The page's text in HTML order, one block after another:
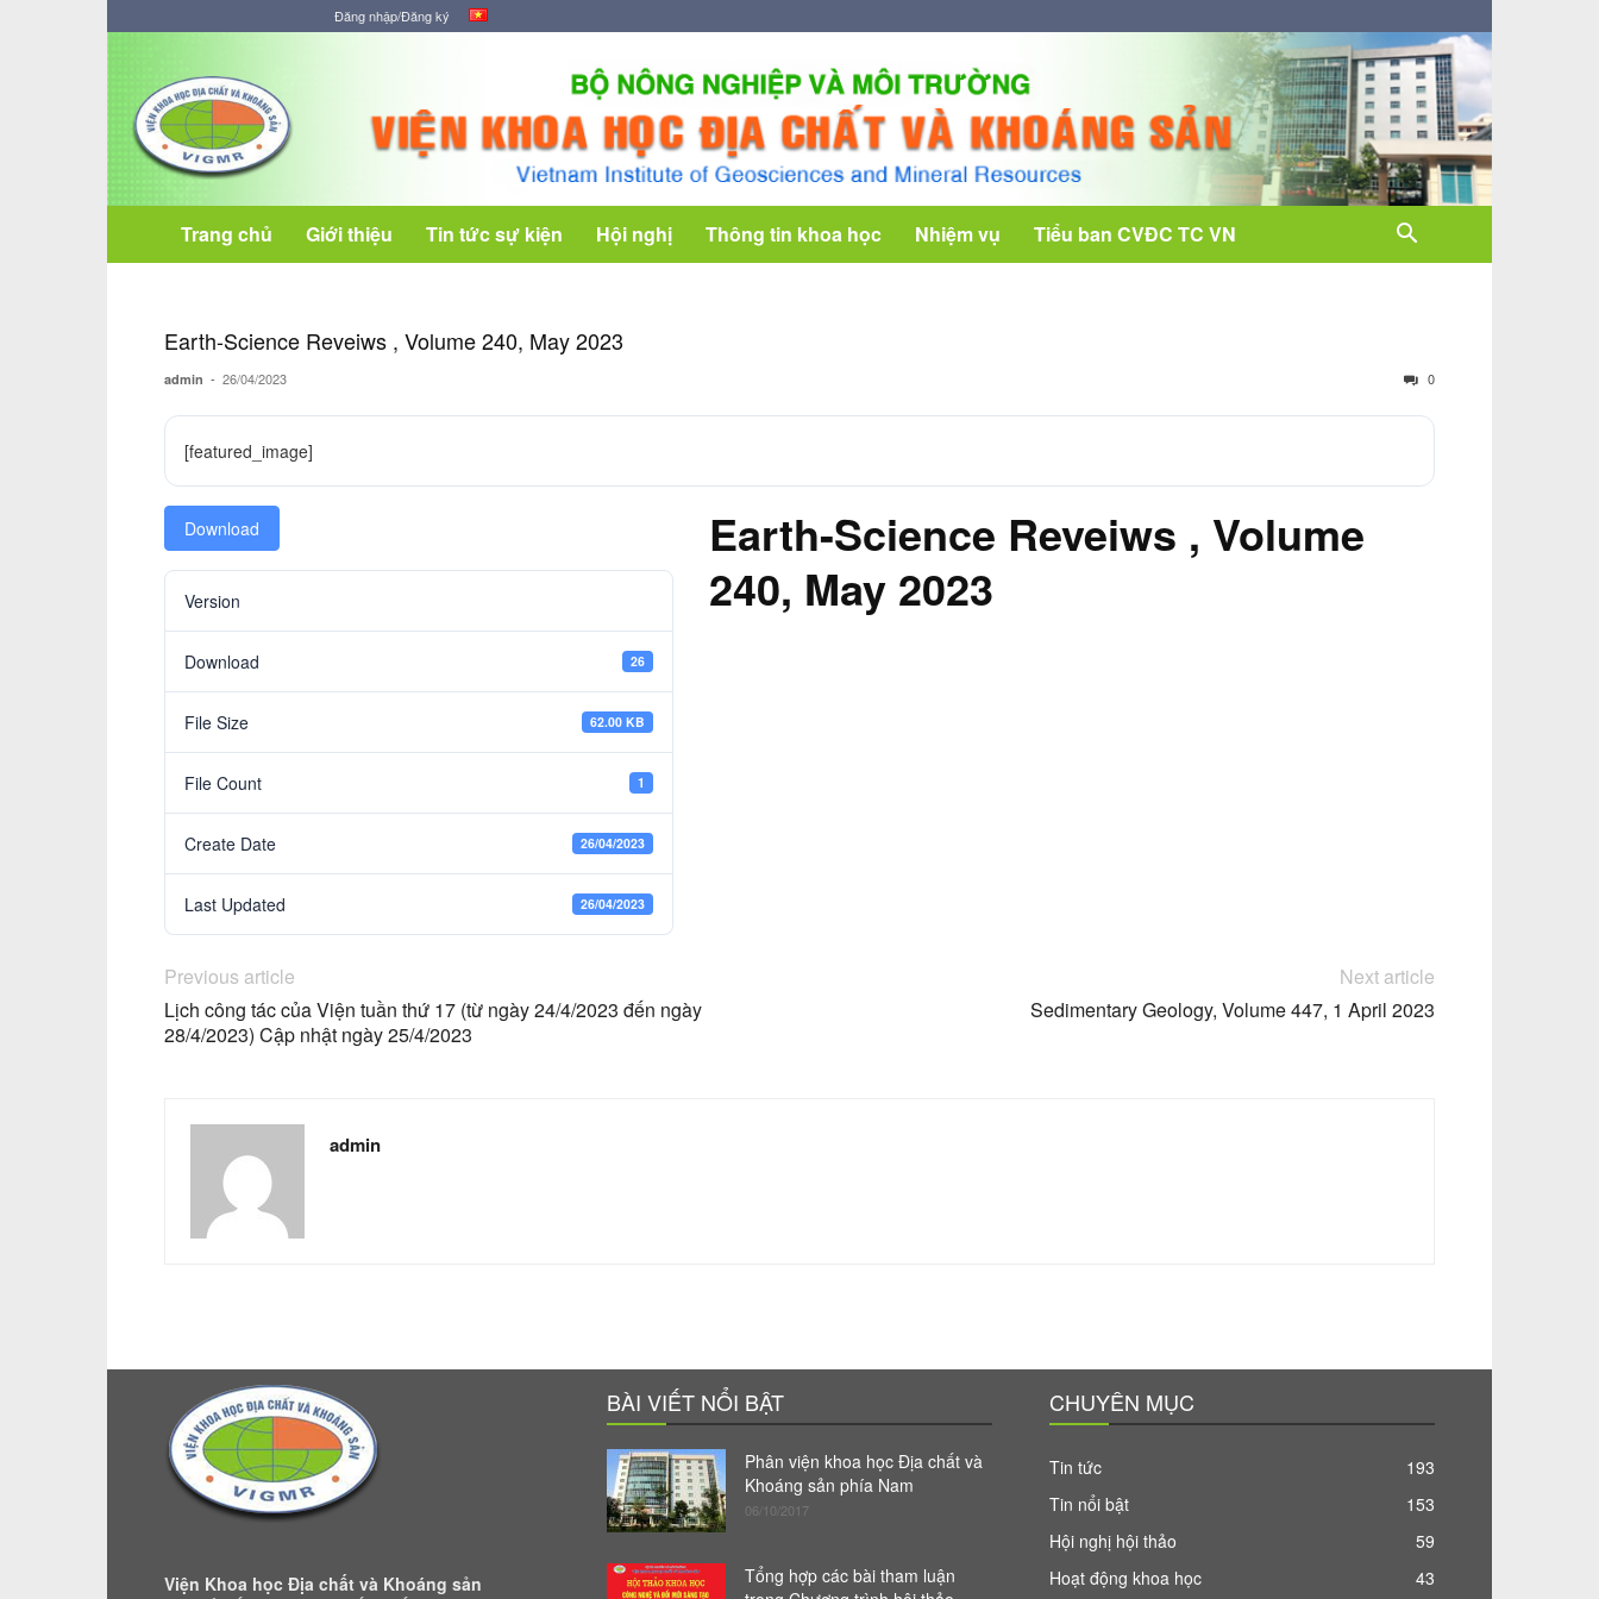
Đăng nhập/Đăng ký
Viện
Khoa
học
Địa
chất
và
Khoáng
sản
Trang chủ Giới thiệu Tin tức sự kiện Hội nghị Thông tin khoa học Nhiệm vụ Tiểu ban CVĐC TC VN
Earth-Science Reveiws , Volume 240, May 2023
admin - 26/04/2023 0
[featured_image]
Download
Version
Download 26
File Size 62.00 KB
File Count 1
Create Date 26/04/2023
Last Updated 26/04/2023
Earth-Science Reveiws , Volume
240, May 2023
Previous article
Lịch công tác của Viện tuần thứ 17 (từ ngày 24/4/2023 đến ngày
28/4/2023) Cập nhật ngày 25/4/2023
Next article
Sedimentary Geology, Volume 447, 1 April 2023
admin
Viện Khoa học Địa chất và Khoáng sản
BÀI VIẾT NỔI BẬT
Phân viện khoa học Địa chất và
Khoáng sản phía Nam
06/10/2017
Tổng hợp các bài tham luận
CHUYÊN MỤC
Tin tức
193
Tin nổi bật
153
Hội nghị hội thảo
59
Hoạt động khoa học
43